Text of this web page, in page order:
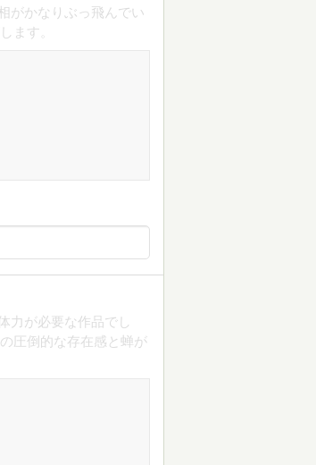
がかなりぶっ飛んでい
ます。
力が必要な作品でし
圧倒的な存在感と蝉が